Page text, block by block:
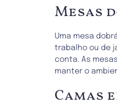
Mesas
Uma mesa
trabalho ou de
conta. As
manter o
Camas